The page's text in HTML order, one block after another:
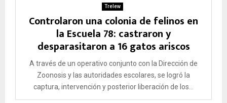
Trelew
Controlaron una colonia de felinos en
la Escuela 78: castraron y
desparasitaron a 16 gatos ariscos
A través de un operativo conjunto con la Dirección de
Zoonosis y las autoridades escolares, se logró la
captura, intervención y posterior liberación de los...